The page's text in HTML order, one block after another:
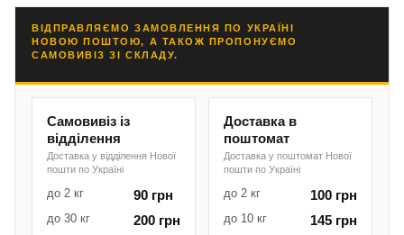
ВІДПРАВЛЯЄМО ЗАМОВЛЕННЯ ПО УКРАЇНІ
НОВОЮ ПОШТОЮ, А ТАКОЖ ПРОПОНУЄМО
САМОВИВІЗ ЗІ СКЛАДУ.
Самовивіз із
відділення
Доставка у відділення Нової
пошти по Україні
до 2 кг 90 грн
до 30 кг 200 грн
Доставка в
поштомат
Доставка у поштомат Нової
пошти по Україні
до 2 кг 100 грн
до 10 кг 145 грн